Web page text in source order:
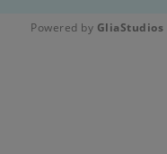
Powered by GliaStudios